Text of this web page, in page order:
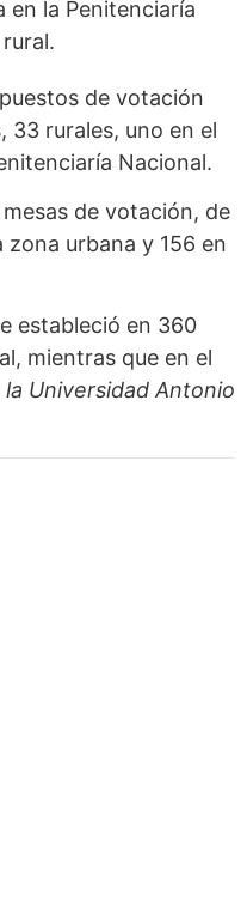
en la Penitenciaría
de votación
33 rurales, uno en el
Nacional.
de votación, de
zona urbana y 156 en
estableció en 360
mientras que en el
Universidad Antonio